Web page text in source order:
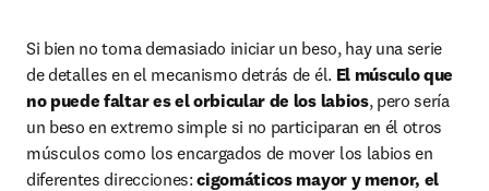
Si bien no toma demasiado iniciar un beso, hay una serie
de detalles en el mecanismo detrás de él. El músculo que
no puede faltar es el orbicular de los labios, pero sería
un beso en extremo simple si no participaran en él otros
músculos como los encargados de mover los labios en
diferentes direcciones: cigomáticos mayor y menor, el